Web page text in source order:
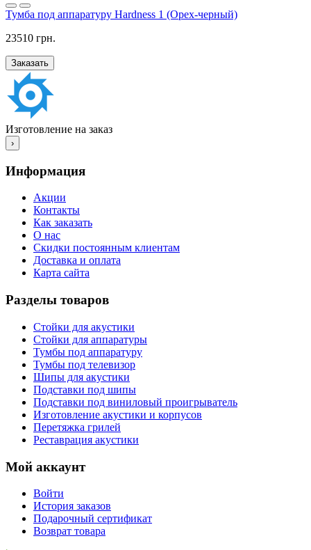
Тумба под аппаратуру Hardness 1 (Орех-черный)
23510 грн.
Заказать
Изготовление на заказ
›
Информация
Акции
Контакты
Как заказать
О нас
Скидки постоянным клиентам
Доставка и оплата
Карта сайта
Разделы товаров
Стойки для акустики
Стойки для аппаратуры
Тумбы под аппаратуру
Тумбы под телевизор
Шипы для акустики
Подставки под шипы
Подставки под виниловый проигрыватель
Изготовление акустики и корпусов
Перетяжка грилей
Реставрация акустики
Мой аккаунт
Войти
История заказов
Подарочный сертификат
Возврат товара